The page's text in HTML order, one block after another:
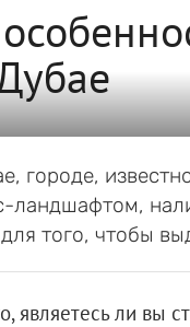
городе,
ландшафтом,
того, чтобы
являетесь ли вы